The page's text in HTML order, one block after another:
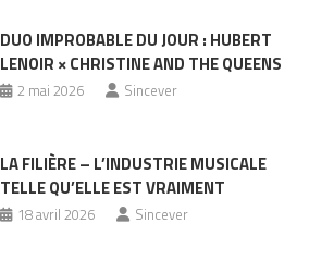
DUO IMPROBABLE DU JOUR : HUBERT
LENOIR × CHRISTINE AND THE QUEENS
2 mai 2026 Sincever
LA FILIÈRE – L’INDUSTRIE MUSICALE
TELLE QU’ELLE EST VRAIMENT
18 avril 2026 Sincever